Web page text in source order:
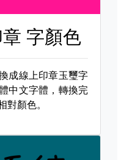
章 字顏色
成線上印章玉璽字
中文字體，轉換完
對顏色。